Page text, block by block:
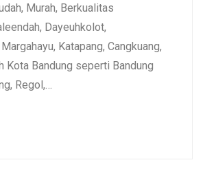
Murah, Berkualitas
Dayeuhkolot,
Katapang, Cangkuang,
Kota Bandung seperti Bandung
Regol,…